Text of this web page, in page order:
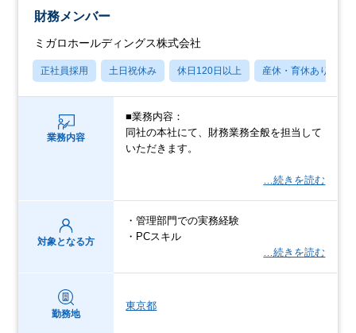
財務メンバー
ミガロホールディングス株式会社
正社員採用 土日祝休み 休日120日以上 産休・育休あり
業務内容
■業務内容：
同社の本社にて、財務業務全般を担当して
いただきます。
…続きを読む
対象となる方
・管理部門での実務経験
・PCスキル
…続きを読む
勤務地
東京都